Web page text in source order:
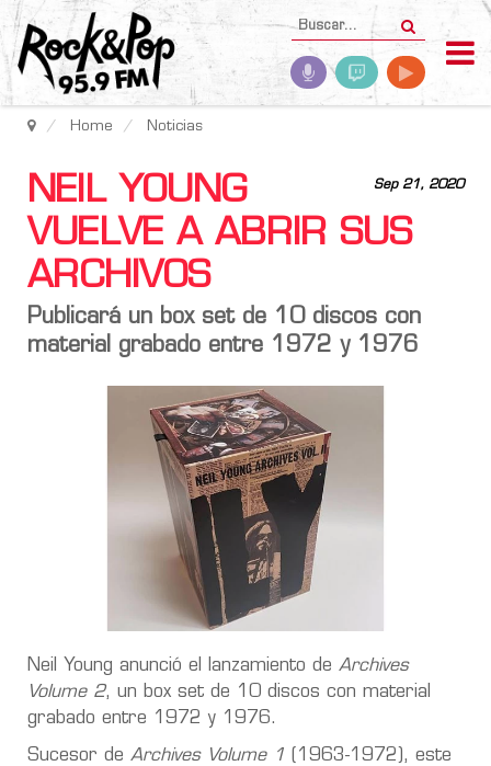
Home Noticias
Sep 21, 2020
NEIL YOUNG
VUELVE A ABRIR SUS
ARCHIVOS
Publicará un box set de 10 discos con
material grabado entre 1972 y 1976
Neil Young anunció el lanzamiento de Archives
Volume 2, un box set de 10 discos con material
grabado entre 1972 y 1976.
Sucesor de Archives Volume 1 (1963-1972), este